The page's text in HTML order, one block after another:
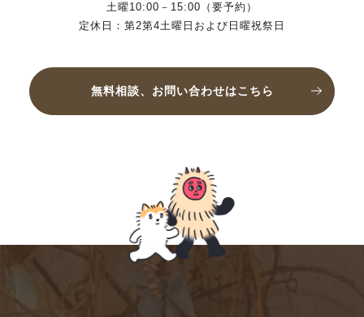
土曜10:00－15:00（要予約）
定休日：第2第4土曜日および日曜祝祭日
無料相談、お問い合わせはこちら